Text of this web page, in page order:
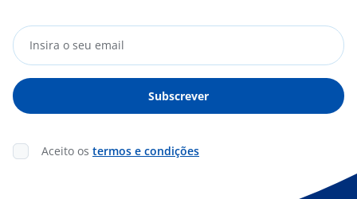
Aceito os termos e condições